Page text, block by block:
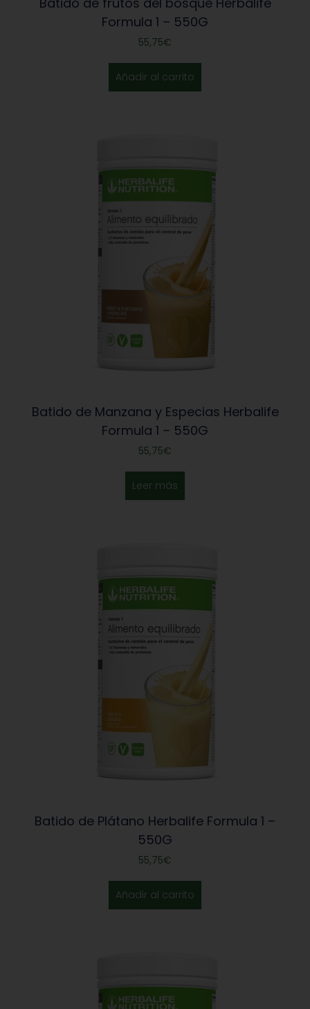
Formula 1 – 550G
55,75€
Añadir al carrito
Batido de Manzana y Especias Herbalife
Formula 1 – 550G
55,75€
Leer más
Batido de Plátano Herbalife Formula 1 –
550G
55,75€
Añadir al carrito